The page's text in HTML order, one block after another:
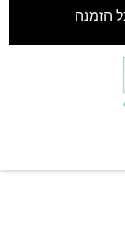
הזמנה